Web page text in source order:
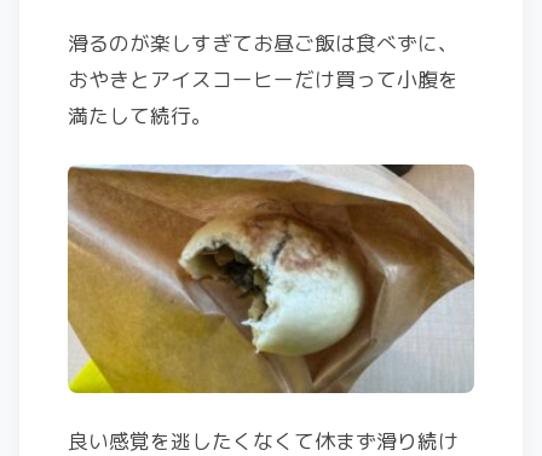
滑るのが楽しすぎてお昼ご飯は食べずに、
おやきとアイスコーヒーだけ買って小腹を
満たして続行。
良い感覚を逃したくなくて休まず滑り続け